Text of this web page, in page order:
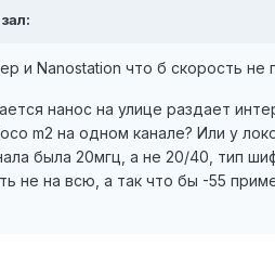
и Nanostation что б скорость не
нанос на улице раздает
m2 на одном канале? Или у
была 20мгц, а не 20/40, тип
не на всю, а так что бы -55